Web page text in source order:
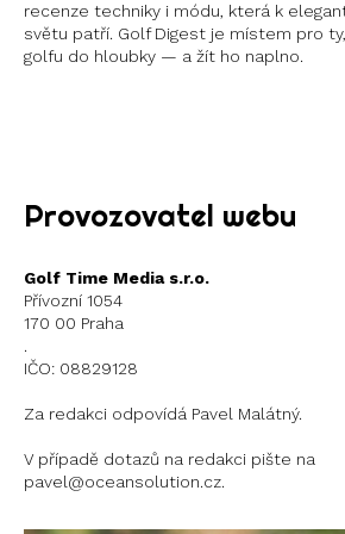
recenze techniky i módu, která k
světu patří. Golf Digest je místem pro
golfu do hloubky — a žít ho naplno.
Provozovatel webu
Golf Time Media s.r.o.
Přívozní 1054
170 00 Praha
.
IČO: 08829128
Za redakci odpovídá Pavel Malátný.
V případě dotazů na redakci pište na
pavel@oceansolution.cz.